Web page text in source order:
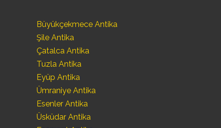
Büyükçekmece Antika
Şile Antika
Çatalca Antika
Tuzla Antika
Eyüp Antika
Ümraniye Antika
Esenler Antika
Üsküdar Antika